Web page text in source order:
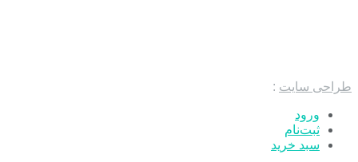
طراحی سایت :
ورود
ثبت‌نام
سبد خرید